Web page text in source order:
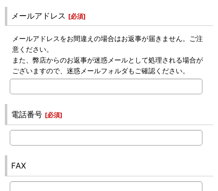
メールアドレス [必須]
メールアドレスをお間違えの場合はお返事が届きません。ご注
意ください。
また、弊店からのお返事が迷惑メールとして処理される場合が
ございますので、迷惑メールフォルダもご確認ください。
電話番号 [必須]
FAX